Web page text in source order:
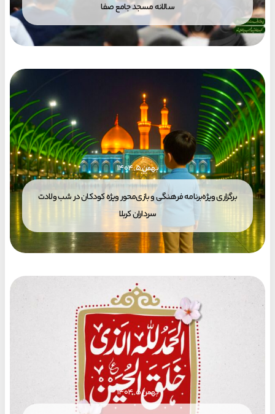
سالانه مسجد جامع صفا
بهمن ۵, ۱۴۰۴
برگزاری ویژه‌برنامه فرهنگی و بازی‌محور ویژه کودکان در شب ولادت
سرداران کربلا
بهمن ۵, ۱۴۰۴